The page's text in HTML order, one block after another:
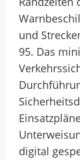
und
95. Das
digital